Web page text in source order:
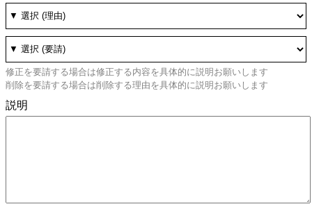
修正を要請する場合は修正する内容を具体的に説明お願いします
削除を要請する場合は削除する理由を具体的に説明お願いします
説明